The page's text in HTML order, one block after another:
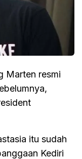
Marten resmi
itu sudah
Kediri